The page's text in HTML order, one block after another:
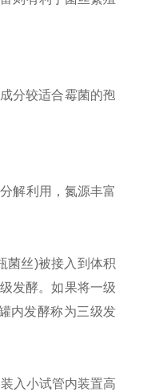
分较适合霉菌的孢
解利用，氮源丰富
菌丝)被接入到体积
发酵。如果将一级
内发酵称为三级发
装入小试管内装置高